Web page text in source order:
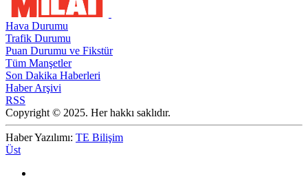
Hava Durumu
Trafik Durumu
Puan Durumu ve Fikstür
Tüm Manşetler
Son Dakika Haberleri
Haber Arşivi
RSS
Copyright © 2025. Her hakkı saklıdır.
Haber Yazılımı: TE Bilişim
Üst